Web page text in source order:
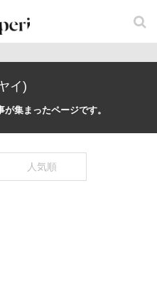
イ)
が集まったページです。
人気順